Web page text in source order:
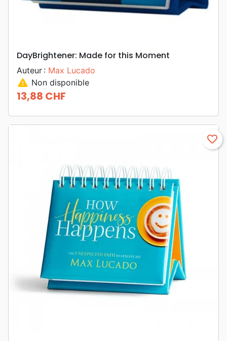
DayBrightener: Made for this Moment
Auteur : Max Lucado
warning Non disponible
Prix
13,88 CHF
favorite_border